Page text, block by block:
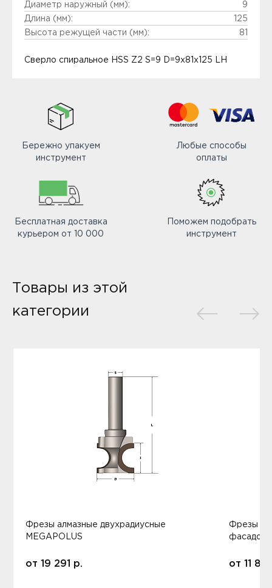
Диаметр наружный (мм):
9
Длина (мм):
125
Высота режущей части (мм):
81
Сверло спиральное HSS Z2 S=9 D=9x81x125 LH
Бережно упакуем
инструмент
Любые способы
оплаты
Бесплатная доставка
курьером от 10 000
Поможем подобрать
инструмент
Товары из этой
категории
Фрезы алмазные двухрадиусные
MEGAPOLUS
от 19 291 р.
Фрезы
фасадов
от 11